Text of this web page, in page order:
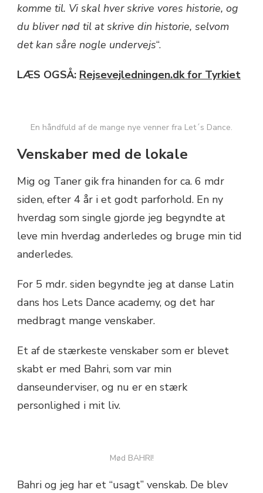
komme til. Vi skal hver skrive vores historie, og
du bliver nød til at skrive din historie, selvom
det kan såre nogle undervejs“.
LÆS OGSÅ: Rejsevejledningen.dk for Tyrkiet
En håndfuld af de mange nye venner fra Let´s Dance.
Venskaber med de lokale
Mig og Taner gik fra hinanden for ca. 6 mdr
siden, efter 4 år i et godt parforhold. En ny
hverdag som single gjorde jeg begyndte at
leve min hverdag anderledes og bruge min tid
anderledes.
For 5 mdr. siden begyndte jeg at danse Latin
dans hos Lets Dance academy, og det har
medbragt mange venskaber.
Et af de stærkeste venskaber som er blevet
skabt er med Bahri, som var min
danseunderviser, og nu er en stærk
personlighed i mit liv.
Mød BAHRI!
Bahri og jeg har et “usagt” venskab. De blev